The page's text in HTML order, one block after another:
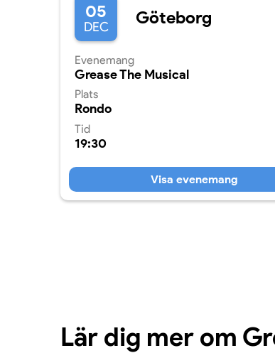
05
DEC Göteborg
Plats
Rondo
Evenemang
Grease The Musical
Tid
19:30
Visa evenemang
Lär dig mer om